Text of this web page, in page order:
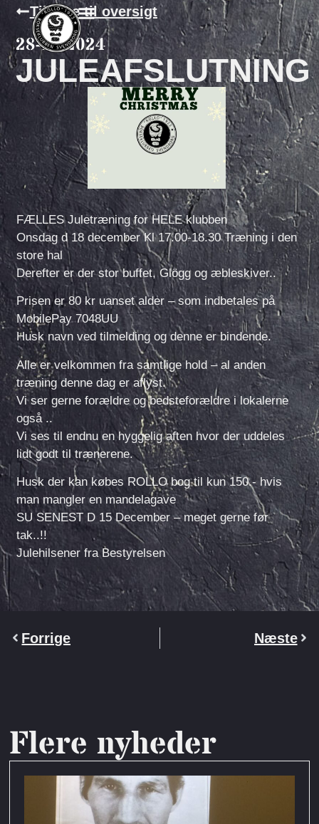
Tilbage til oversigt
28-11-2024
JULEAFSLUTNING
FÆLLES Juletræning for HELE klubben
Onsdag d 18 december Kl 17.00-18.30 Træning i den
store hal
Derefter er der stor buffet, Glögg og æbleskiver..
Prisen er 80 kr uanset alder – som indbetales på
MobilePay 7048UU
Husk navn ved tilmelding og denne er bindende.
Alle er velkommen fra samtlige hold – al anden
træning denne dag er aflyst.
Vi ser gerne forældre og bedsteforældre i lokalerne
også ..
Vi ses til endnu en hyggelig aften hvor der uddeles
lidt godt til trænerene.
Husk der kan købes ROLLO bog til kun 150.- hvis
man mangler en mandelagave
SU SENEST D 15 December – meget gerne før
tak..!!
Julehilsener fra Bestyrelsen
Forrige Næste
Flere nyheder